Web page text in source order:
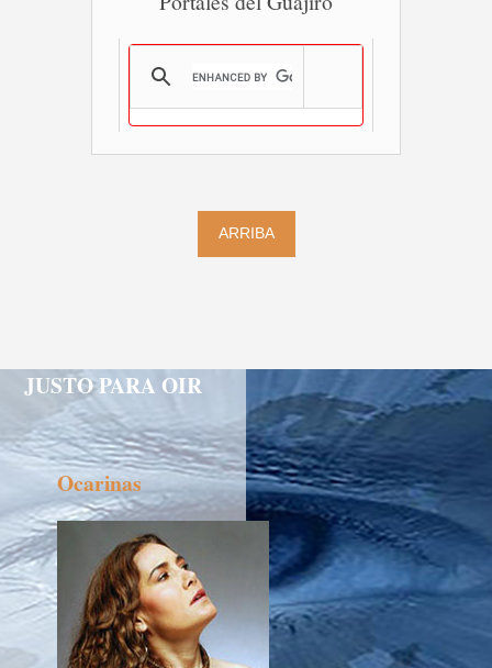
ARRIBA
JUSTO PARA OIR
Ocarinas